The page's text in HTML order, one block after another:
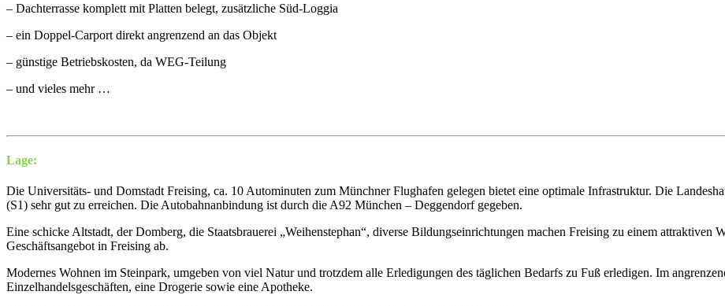
– Dachterrasse komplett mit Platten belegt, zusätzliche Süd-Loggia
– ein Doppel-Carport direkt angrenzend an das Objekt
– günstige Betriebskosten, da WEG-Teilung
– und vieles mehr …
Lage:
Die Universitäts- und Domstadt Freising, ca. 10 Autominuten zum Münchner Flughafen gelegen bietet eine optimale Infrastruktur. Die
(S1) sehr gut zu erreichen. Die Autobahnanbindung ist durch die A92 München – Deggendorf gegeben.
Eine schicke Altstadt, der Domberg, die Staatsbrauerei „Weihenstephan“, diverse Bildungseinrichtungen machen Freising zu einem attraktiven
Geschäftsangebot in Freising ab.
Modernes Wohnen im Steinpark, umgeben von viel Natur und trotzdem alle Erledigungen des täglichen Bedarfs zu Fuß erledigen. Im
Einzelhandelsgeschäften, eine Drogerie sowie eine Apotheke.